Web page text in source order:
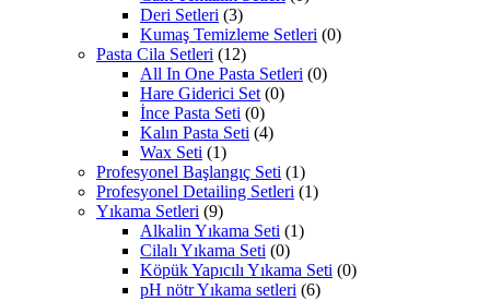
Deri Setleri (3)
Kumaş Temizleme Setleri (0)
Pasta Cila Setleri (12)
All In One Pasta Setleri (0)
Hare Giderici Set (0)
İnce Pasta Seti (0)
Kalın Pasta Seti (4)
Wax Seti (1)
Profesyonel Başlangıç Seti (1)
Profesyonel Detailing Setleri (1)
Yıkama Setleri (9)
Alkalin Yıkama Seti (1)
Cilalı Yıkama Seti (0)
Köpük Yapıcılı Yıkama Seti (0)
pH nötr Yıkama setleri (6)